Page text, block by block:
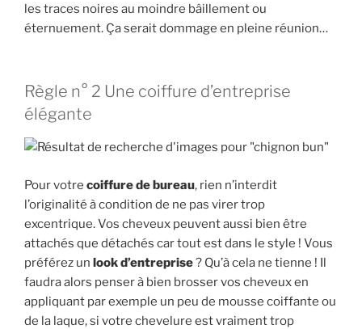
les traces noires au moindre bâillement ou
éternuement. Ça serait dommage en pleine réunion…
Règle n° 2 Une coiffure d’entreprise
élégante
Pour votre coiffure de bureau, rien n’interdit
l’originalité à condition de ne pas virer trop
excentrique. Vos cheveux peuvent aussi bien être
attachés que détachés car tout est dans le style ! Vous
préférez un look d’entreprise? Qu’à cela ne tienne ! Il
faudra alors penser à bien brosser vos cheveux en
appliquant par exemple un peu de mousse coiffante ou
de la laque, si votre chevelure est vraiment trop